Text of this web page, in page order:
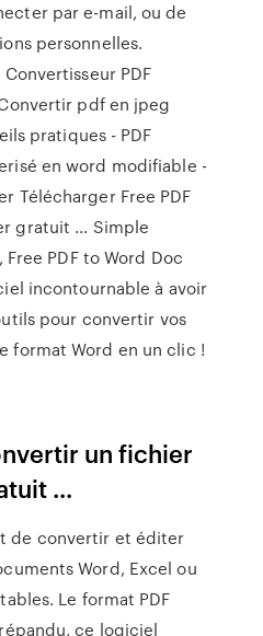
par e-mail, ou de
personnelles.
PDF
pdf en jpeg
pratiques - PDF
en word modifiable -
Télécharger Free PDF
gratuit ... Simple
PDF to Word Doc
incontournable à avoir
pour convertir vos
format Word en un clic !
un fichier
...
de convertir et éditer
Word, Excel ou
Le format PDF
ce logiciel